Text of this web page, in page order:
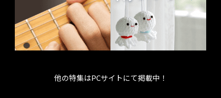
他の特集はPCサイトにて掲載中！